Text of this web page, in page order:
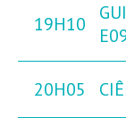
19H10
20H05